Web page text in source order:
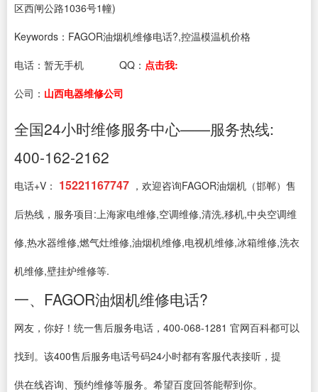
区西闸公路1036号1幢)
Keywords：FAGOR油烟机维修电话?,控温模温机价格
电话： 暂无手机 QQ： 点击我:
公司： 山西电器维修公司
全国24小时维修服务中心——服务热线:
400-162-2162
电话+V： 15221167747 ，欢迎咨询FAGOR油烟机（邯郸）售
后热线，服务项目:上海家电维修,空调维修,清洗,移机,中央空调维
修,热水器维修,燃气灶维修,油烟机维修,电视机维修,冰箱维修,洗衣
机维修,壁挂炉维修等.
一、FAGOR油烟机维修电话?
网友，你好！统一售后服务电话，400-068-1281 官网百科都可以
找到。该400售后服务电话号码24小时都有客服代表接听，提
供在线咨询、预约维修等服务。希望百度回答能帮到你。